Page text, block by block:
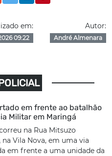
em:
09:22
Autor:
André Almenara
em frente ao batalhão
Militar em Maringá
na Rua Mitsuzo
na Vila Nova, em uma via
em frente a uma unidade da